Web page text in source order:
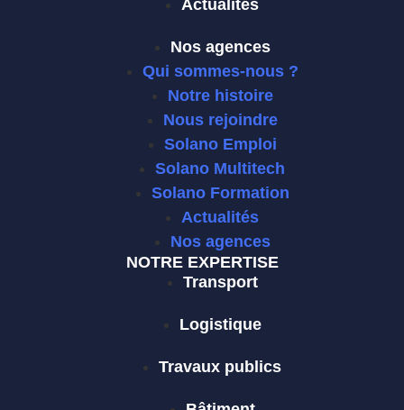
Actualités
Nos agences
Qui sommes-nous ?
Notre histoire
Nous rejoindre
Solano Emploi
Solano Multitech
Solano Formation
Actualités
Nos agences
NOTRE EXPERTISE
Transport
Logistique
Travaux publics